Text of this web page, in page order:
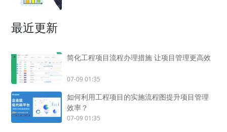
最近更新
简化工程项目流程办理措施 让项目管理更高效
07-09 01:35
如何利用工程项目的实施流程图提升项目管理
效率？
07-09 01:35